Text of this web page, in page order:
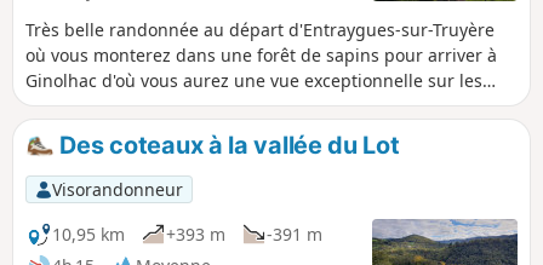
Très belle randonnée au départ d'Entraygues-sur-Truyère
où vous monterez dans une forêt de sapins pour arriver à
Ginolhac d'où vous aurez une vue exceptionnelle sur les
gorges de la Truyère, du Lot, ainsi que sur les plateaux de
l'Aubrac et les monts du Cantal.
Des coteaux à la vallée du Lot
Visorandonneur
10,95 km
+393 m
-391 m